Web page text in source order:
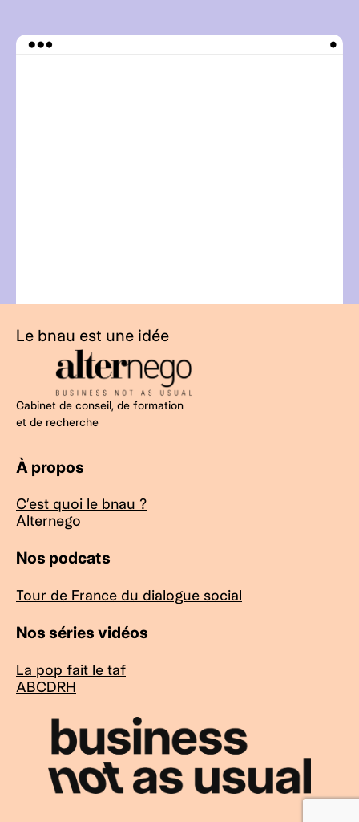
h
Le bnau est une idée
Cabinet de conseil, de formation
et de recherche
À propos
C’est quoi le bnau ?
Alternego
Nos podcats
Tour de France du dialogue social
Nos séries vidéos
La pop fait le taf
ABCDRH